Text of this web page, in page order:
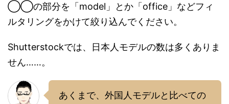
◯◯の部分を「model」とか「office」などフィ
ルタリングをかけて絞り込んでください。
Shutterstockでは、日本人モデルの数は多くありま
せん……。
あくまで、外国人モデルと比べての